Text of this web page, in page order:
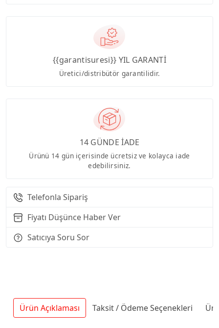
{{garantisuresi}} YIL GARANTİ
Üretici/distribütör garantilidir.
14 GÜNDE İADE
Ürünü 14 gün içerisinde ücretsiz ve kolayca iade
edebilirsiniz.
Telefonla Sipariş
Fiyatı Düşünce Haber Ver
Satıcıya Soru Sor
Ürün Açıklaması Taksit / Ödeme Seçenekleri